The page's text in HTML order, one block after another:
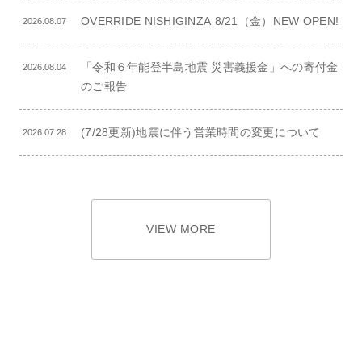
2026.08.07 OVERRIDE NISHIGINZA 8/21（金）NEW OPEN!
2026.08.04
「令和６年能登半島地震 災害義援金」への寄付金
のご報告
2026.07.28 (7/28更新)地震に伴う営業時間の変更について
VIEW MORE